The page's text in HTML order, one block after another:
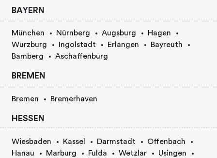
BAYERN
München Nürnberg Augsburg
Hagen
Würzburg
Ingolstadt Erlangen
Bayreuth
Bamberg
Aschaffenburg
BREMEN
Bremen Bremerhaven
HESSEN
Wiesbaden Kassel Darmstadt
Offenbach
Hanau
Marburg Fulda Wetzlar
Usingen